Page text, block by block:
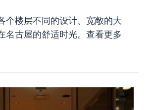
个楼层不同的设计、宽敞的大
名古屋的舒适时光。 查看更多